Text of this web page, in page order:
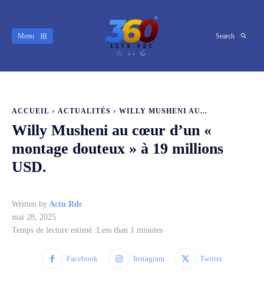
Menu Search
ACCUEIL ACTUALITÉS WILLY MUSHENI AU...
Willy Musheni au cœur d’un «
montage douteux » à 19 millions
USD.
Written by Actu Rdc
mai 28, 2025
Temps de lecture estimé :Less than 1 minutes
Facebook Instagram Twitter